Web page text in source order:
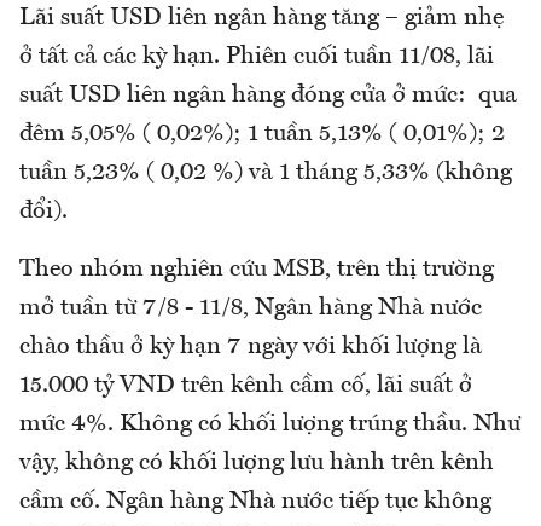
Lãi suất USD liên ngân hàng tăng – giảm nhẹ
ở tất cả các kỳ hạn. Phiên cuối tuần 11/08, lãi
suất USD liên ngân hàng đóng cửa ở mức: qua
đêm 5,05% ( 0,02%); 1 tuần 5,13% ( 0,01%); 2
tuần 5,23% ( 0,02 %) và 1 tháng 5,33% (không
đổi).
Theo nhóm nghiên cứu MSB, trên thị trường
mở tuần từ 7/8 - 11/8, Ngân hàng Nhà nước
chào thầu ở kỳ hạn 7 ngày với khối lượng là
15.000 tỷ VND trên kênh cầm cố, lãi suất ở
mức 4%. Không có khối lượng trúng thầu. Như
vậy, không có khối lượng lưu hành trên kênh
cầm cố. Ngân hàng Nhà nước tiếp tục không